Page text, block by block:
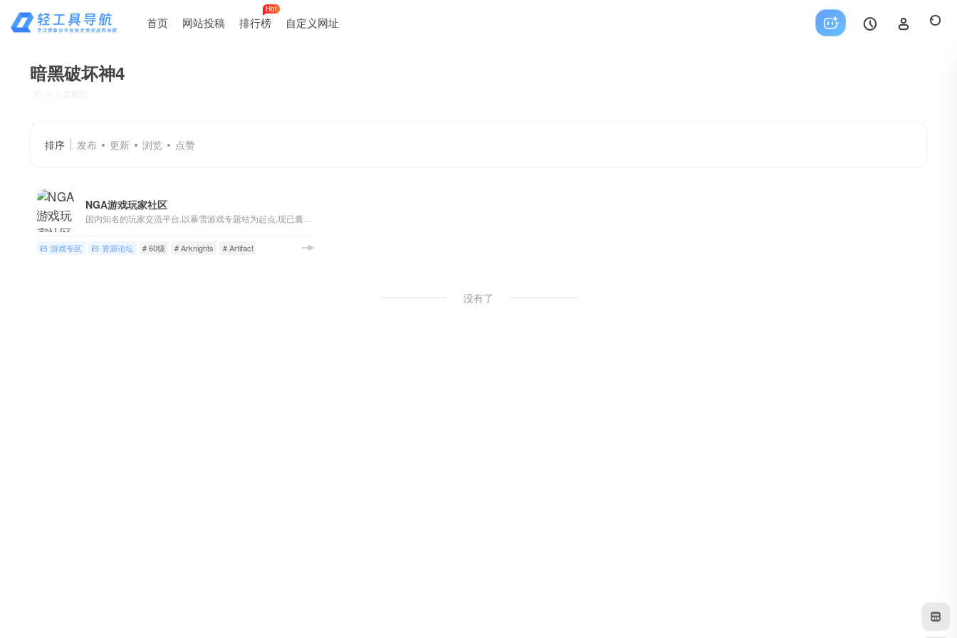
首页 网站投稿 排行榜
Hot
自定义网址
暗黑破坏神4
排序 发布 更新 浏览 点赞
NGA游戏玩家社区
游戏专区 资源论坛 # 60级 # Arknights # Artifact
没有了